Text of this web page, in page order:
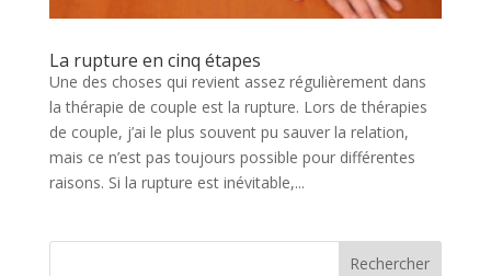
La rupture en cinq étapes
Une des choses qui revient assez régulièrement dans
la thérapie de couple est la rupture. Lors de thérapies
de couple, j’ai le plus souvent pu sauver la relation,
mais ce n’est pas toujours possible pour différentes
raisons. Si la rupture est inévitable,...
Rechercher